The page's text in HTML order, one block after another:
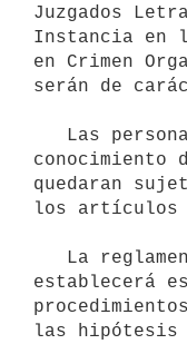
Juzgados
Instancia en
en Crimen
serán de
conocimiento
quedaran
los artículos
establecerá
las hipótesis